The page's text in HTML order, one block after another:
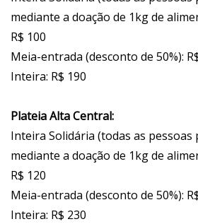
mediante a doação de 1kg de
R$ 100
Meia-entrada (desconto de 50%):
Inteira: R$ 190
Plateia Alta Central:
Inteira Solidária (todas as
mediante a doação de 1kg de
R$ 120
Meia-entrada (desconto de 50%):
Inteira: R$ 230